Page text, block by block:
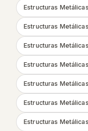
Estructuras Metálicas
Estructuras Metálicas
Estructuras Metálicas
Estructuras Metálicas
Estructuras Metálicas
Estructuras Metálicas
Estructuras Metálicas